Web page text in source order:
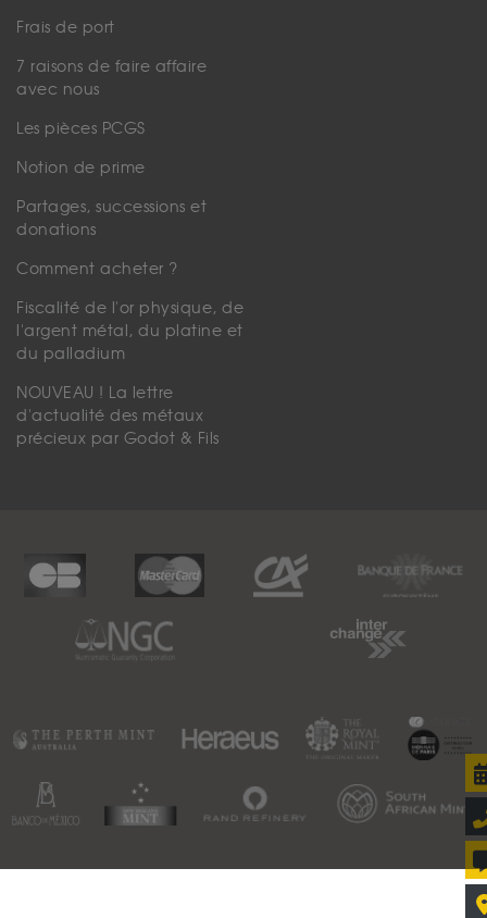
Frais de port
7 raisons de faire affaire
avec nous
Les pièces PCGS
Notion de prime
Partages, successions et
donations
Comment acheter ?
Fiscalité de l'or physique, de
l'argent métal, du platine et
du palladium
NOUVEAU ! La lettre
d'actualité des métaux
précieux par Godot & Fils